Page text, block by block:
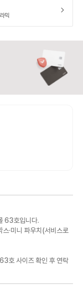
믹
63호입니다.
·미니 파우치(서비스로
호 사이즈 확인 후 연락